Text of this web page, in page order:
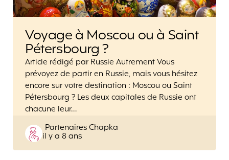
Voyage à Moscou ou à Saint
Pétersbourg ?
Article rédigé par Russie Autrement Vous
prévoyez de partir en Russie, mais vous hésitez
encore sur votre destination : Moscou ou Saint
Pétersbourg ? Les deux capitales de Russie ont
chacune leur…
Posted
by
Partenaires Chapka
il y a 8 ans